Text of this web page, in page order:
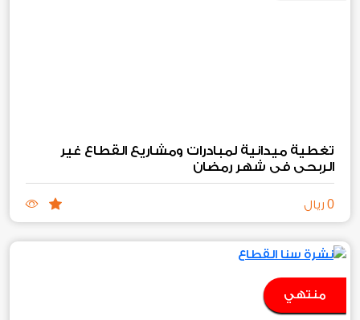
تغطية ميدانية لمبادرات ومشاريع القطاع غير
الربحي في شهر رمضان
0 ريال
منتهي